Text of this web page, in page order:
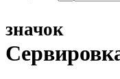
значок